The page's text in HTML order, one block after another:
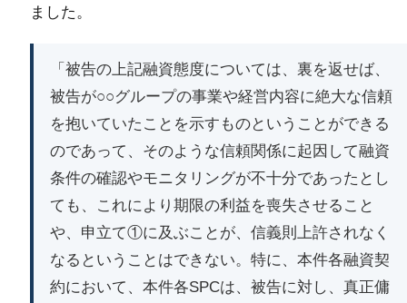
ました。
「被告の上記融資態度については、裏を返せば、
被告が○○グループの事業や経営内容に絶大な信頼
を抱いていたことを示すものということができる
のであって、そのような信頼関係に起因して融資
条件の確認やモニタリングが不十分であったとし
ても、これにより期限の利益を喪失させること
や、申立て①に及ぶことが、信義則上許されなく
なるということはできない。特に、本件各融資契
約において、本件各SPCは、被告に対し、真正傭